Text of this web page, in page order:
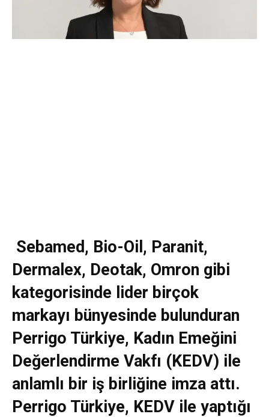
Sebamed, Bio-Oil, Paranit,
Dermalex, Deotak, Omron gibi
kategorisinde lider birçok
markayı bünyesinde bulunduran
Perrigo Türkiye, Kadın Emeğini
Değerlendirme Vakfı (KEDV) ile
anlamlı bir iş birliğine imza attı.
Perrigo Türkiye, KEDV ile yaptığı